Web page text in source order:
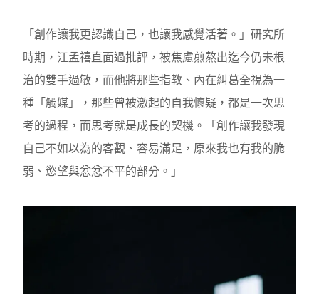
「創作讓我更認識自己，也讓我感覺活著。」研究所
時期，江孟禧直面過批評，被焦慮煎熬出迄今仍未根
治的雙手過敏，而他將那些指教、內在糾葛全視為一
種「觸媒」，那些曾被激起的自我懷疑，都是一次思
考的過程，而思考就是成長的契機。「創作讓我發現
自己不如以為的客觀、容易滿足，原來我也有我的脆
弱、慾望與忿忿不平的部分。」